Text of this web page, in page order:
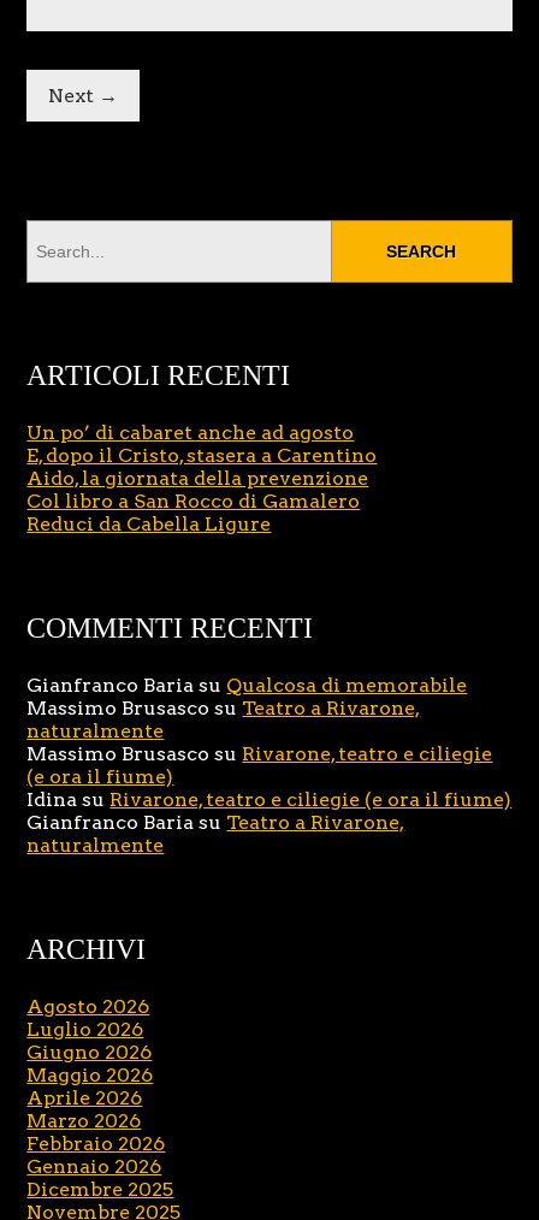
Next →
ARTICOLI RECENTI
Un po’ di cabaret anche ad agosto
E, dopo il Cristo, stasera a Carentino
Aido, la giornata della prevenzione
Col libro a San Rocco di Gamalero
Reduci da Cabella Ligure
COMMENTI RECENTI
Gianfranco Baria su Qualcosa di memorabile
Massimo Brusasco su Teatro a Rivarone,
naturalmente
Massimo Brusasco su Rivarone, teatro e ciliegie
(e ora il fiume)
Idina su Rivarone, teatro e ciliegie (e ora il fiume)
Gianfranco Baria su Teatro a Rivarone,
naturalmente
ARCHIVI
Agosto 2026
Luglio 2026
Giugno 2026
Maggio 2026
Aprile 2026
Marzo 2026
Febbraio 2026
Gennaio 2026
Dicembre 2025
Novembre 2025